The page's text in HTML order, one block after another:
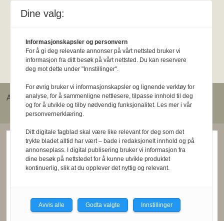
Meld deg på nyhetsbrev
Tips oss
Ansvarlig redaktør: John Henry Strupstad, js@fysio.no.
Redaktøransvar
Dine valg:
Informasjonskapsler og personvern
For å gi deg relevante annonser på vårt nettsted bruker vi
informasjon fra ditt besøk på vårt nettsted. Du kan reservere
deg mot dette under "Innstillinger".
For øvrig bruker vi informasjonskapsler og lignende verktøy for
analyse, for å sammenligne nettlesere, tilpasse innhold til deg
og for å utvikle og tilby nødvendig funksjonalitet. Les mer i vår
personvernerklæring.
Ditt digitale fagblad skal være like relevant for deg som det
trykte bladet alltid har vært – bade i redaksjonelt innhold og på
annonseplass. I digital publisering bruker vi informasjon fra
dine besøk på nettstedet for å kunne utvikle produktet
kontinuerlig, slik at du opplever det nyttig og relevant.
Avvis alle Godta valgte Innstillinger